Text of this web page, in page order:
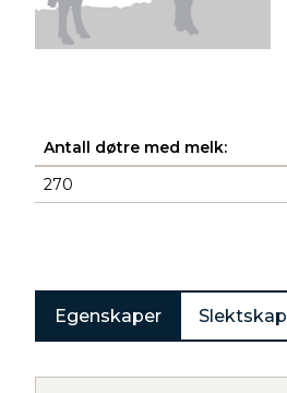
Antall døtre med melk:
270
Egenskaper Slektskap